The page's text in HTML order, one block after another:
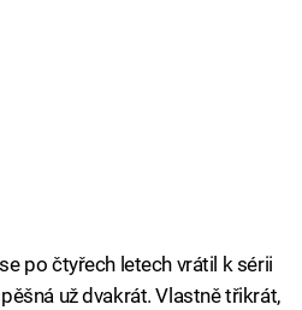
po čtyřech letech vrátil k sérii
už dvakrát. Vlastně třikrát,